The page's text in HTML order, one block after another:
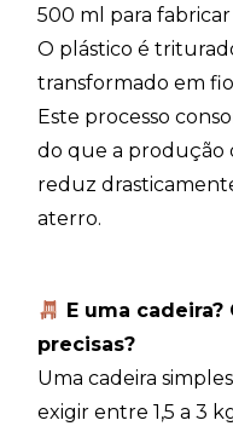
500 ml para
O plástico é
transformado em
Este processo
do que a produção
reduz
aterro.
E uma
precisas?
Uma cadeira
exigir entre 1,5 a 3